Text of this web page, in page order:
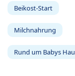
Beikost-Start
Milchnahrung
Rund um Babys